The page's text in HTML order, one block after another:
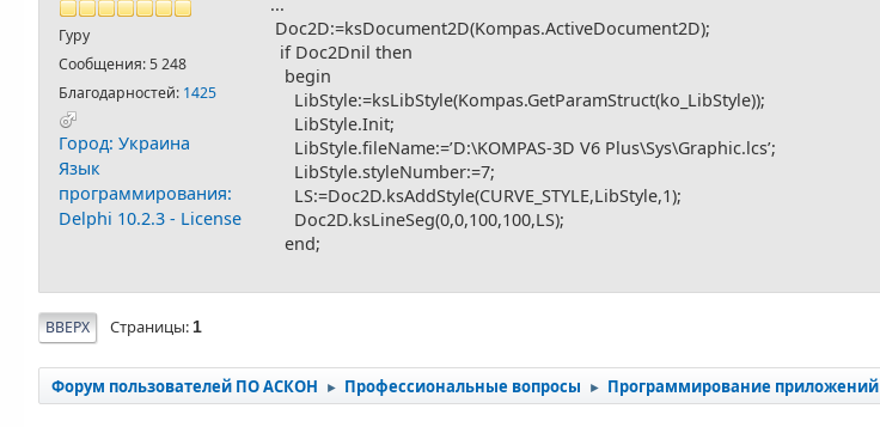
Гуру
Сообщения: 5 248
Благодарностей: 1425
Город: Украина
Язык
программирования:
Delphi 10.2.3 - License
Doc2D:=ksDocument2D(Kompas.ActiveDocument2D);
if Doc2Dnil then
begin
LibStyle:=ksLibStyle(Kompas.GetParamStruct(ko_LibStyle));
LibStyle.Init;
LibStyle.fileName:=’D:\KOMPAS-3D V6 Plus\Sys\Graphic.lcs’;
LibStyle.styleNumber:=7;
LS:=Doc2D.ksAddStyle(CURVE_STYLE,LibStyle,1);
Doc2D.ksLineSeg(0,0,100,100,LS);
end;
ВВЕРХ Страницы 1
Форум пользователей ПО АСКОН ► Профессиональные вопросы ► Программирование приложений